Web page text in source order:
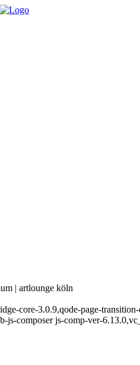
| artlounge köln
core-3.0.9,qode-page-
js-composer js-comp-ver-